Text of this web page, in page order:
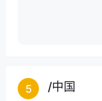
5 /中国